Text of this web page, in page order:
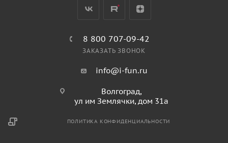
8 800 707-09-42
ЗАКАЗАТЬ ЗВОНОК
info@i-fun.ru
Волгоград,
ул им Землячки, дом 31а
ПОЛИТИКА КОНФИДЕНЦИАЛЬНОСТИ